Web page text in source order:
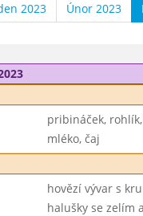
2023 Únor 2023
pribináček,
mléko, čaj
hovězí vývar s
halušky se zelím